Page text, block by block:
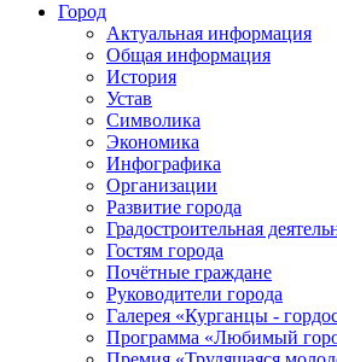
Город
Актуальная информация
Общая информация
История
Устав
Символика
Экономика
Инфографика
Организации
Развитие города
Градостроительная
Гостям города
Почётные граждане
Руководители города
Галерея «Курганцы -
Программа «Любимый